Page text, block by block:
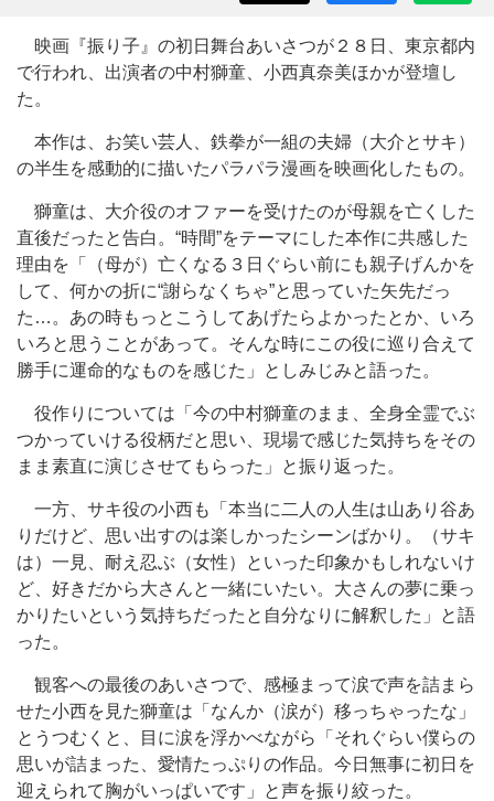
映画『振り子』の初日舞台あいさつが２８日、東京都内
で行われ、出演者の中村獅童、小西真奈美ほかが登壇し
た。
本作は、お笑い芸人、鉄拳が一組の夫婦（大介とサキ）
の半生を感動的に描いたパラパラ漫画を映画化したもの。
獅童は、大介役のオファーを受けたのが母親を亡くした
直後だったと告白。“時間”をテーマにした本作に共感した
理由を「（母が）亡くなる３日ぐらい前にも親子げんかを
して、何かの折に“謝らなくちゃ”と思っていた矢先だっ
た…。あの時もっとこうしてあげたらよかったとか、いろ
いろと思うことがあって。そんな時にこの役に巡り合えて
勝手に運命的なものを感じた」としみじみと語った。
役作りについては「今の中村獅童のまま、全身全霊でぶ
つかっていける役柄だと思い、現場で感じた気持ちをその
まま素直に演じさせてもらった」と振り返った。
一方、サキ役の小西も「本当に二人の人生は山あり谷あ
りだけど、思い出すのは楽しかったシーンばかり。（サキ
は）一見、耐え忍ぶ（女性）といった印象かもしれないけ
ど、好きだから大さんと一緒にいたい。大さんの夢に乗っ
かりたいという気持ちだったと自分なりに解釈した」と語
った。
観客への最後のあいさつで、感極まって涙で声を詰まら
せた小西を見た獅童は「なんか（涙が）移っちゃったな」
とうつむくと、目に涙を浮かべながら「それぐらい僕らの
思いが詰まった、愛情たっぷりの作品。今日無事に初日を
迎えられて胸がいっぱいです」と声を振り絞った。